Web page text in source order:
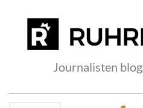
Journalisten